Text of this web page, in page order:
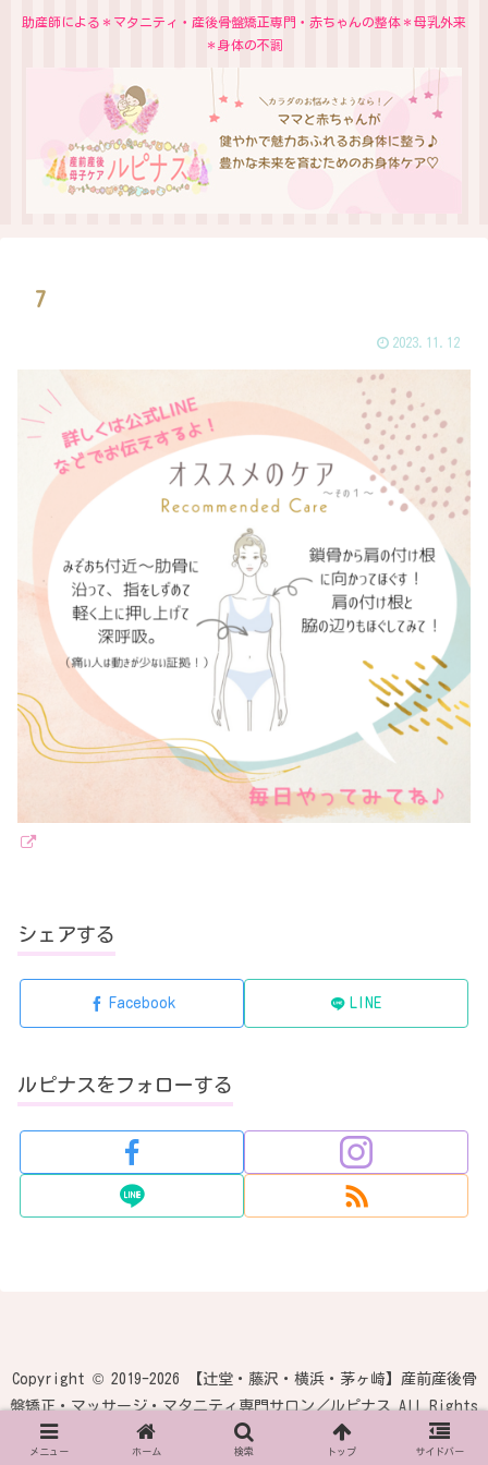
助産師による＊マタニティ・産後骨盤矯正専門・赤ちゃんの整体＊母乳外来
＊身体の不調
7
2023.11.12
シェアする
Facebook LINE
ルピナスをフォローする
Copyright © 2019-2026 【辻堂・藤沢・横浜・茅ヶ崎】産前産後骨
盤矯正・マッサージ・マタニティ専門サロン／ルピナス All Rights
Reserved.
メニュー ホーム 検索 トップ サイドバー